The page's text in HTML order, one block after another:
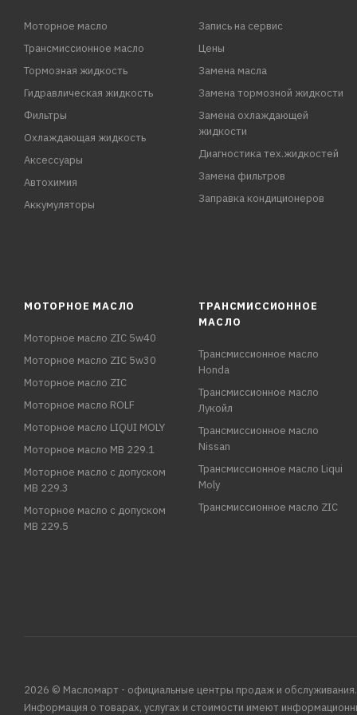
Моторное масло
Трансмиссионное масло
Тормозная жидкость
Гидравлическая жидкость
Фильтры
Охлаждающая жидкость
Аксессуары
Автохимия
Аккумуляторы
Запись на сервис
Цены
Замена масла
Замена тормозной жидкости
Замена охлаждающей
жидкости
Диагностика тех.жидкостей
Замена фильтров
Заправка кондиционеров
МОТОРНОЕ МАСЛО
Моторное масло ZIC 5w40
Моторное масло ZIC 5w30
Моторное масло ZIC
Моторное масло ROLF
Моторное масло LIQUI MOLY
Моторное масло MB 229.1
Моторное масло с допуском
MB 229.3
Моторное масло с допуском
MB 229.5
ТРАНСМИССИОННОЕ
МАСЛО
Трансмиссионное масло
Honda
Трансмиссионное масло
Лукойл
Трансмиссионное масло
Nissan
Трансмиссионное масло Liqui
Moly
Трансмиссионное масло ZIC
2026 © Масломарт - официальные центры продаж и обслуживания.
Информация о товарах, услугах и стоимости имеют